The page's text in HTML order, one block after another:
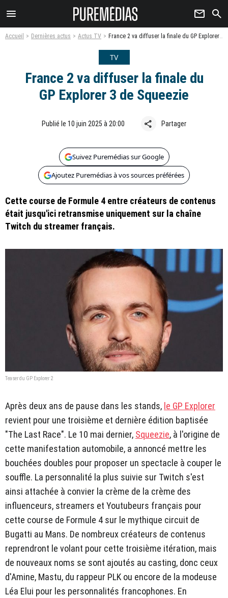
menu newsletter search
Accueil Dernières actus Actus TV France 2 va diffuser la finale du GP Explorer 3 de Squeezie
TV
France 2 va diffuser la finale du
GP Explorer 3 de Squeezie
Publié le 10 juin 2025 à 20:00 share Partager
Suivez Puremédias sur Google
Ajoutez Puremédias à vos sources préférées
Cette course de Formule 4 entre créateurs de contenus
était jusqu'ici retransmise uniquement sur la chaîne
Twitch du streamer français.
Teaser du GP Explorer 2
Après deux ans de pause dans les stands, le GP Explorer
revient pour une troisième et dernière édition baptisée
"The Last Race". Le 10 mai dernier, Squeezie, à l'origine de
cette manifestation automobile, a annoncé mettre les
bouchées doubles pour proposer un spectacle à couper le
souffle. La personnalité la plus suivie sur Twitch s'est
ainsi attachée à convier la crème de la crème des
influenceurs, streamers et Youtubeurs français pour
cette course de Formule 4 sur le mythique circuit de
Bugatti au Mans. De nombreux créateurs de contenus
reprendront le volant pour cette troisième itération, mais
de nouveaux noms se sont ajoutés au casting, donc ceux
d'Amine, Mastu, du rappeur PLK ou encore de la modeuse
Léa Elui pour les personnalités francophones. En